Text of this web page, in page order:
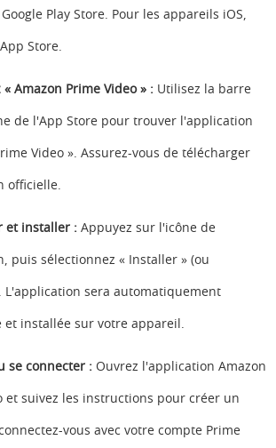
Play Store. Pour les appareils iOS,
Store.
« Amazon Prime Video » : Utilisez la barre
de l'App Store pour trouver l'application
Video ». Assurez-vous de télécharger
officielle.
et installer : Appuyez sur l'icône de
puis sélectionnez « Installer » (ou
L'application sera automatiquement
et installée sur votre appareil.
se connecter : Ouvrez l'application Amazon
et suivez les instructions pour créer un
vous avec votre compte Prime